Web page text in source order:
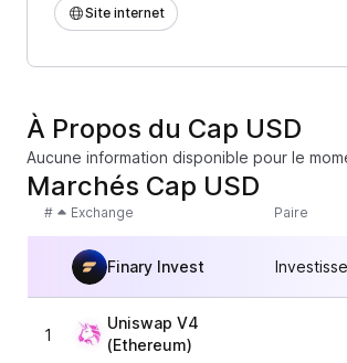
Site internet
À Propos du Cap USD
Aucune information disponible pour le
Marchés Cap USD
# Exchange Paire
Finary Invest
1
Uniswap V4
(Ethereum)